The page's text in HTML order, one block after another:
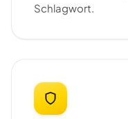
Schlagwort.